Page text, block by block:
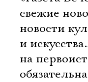
свежие
новости
и
на